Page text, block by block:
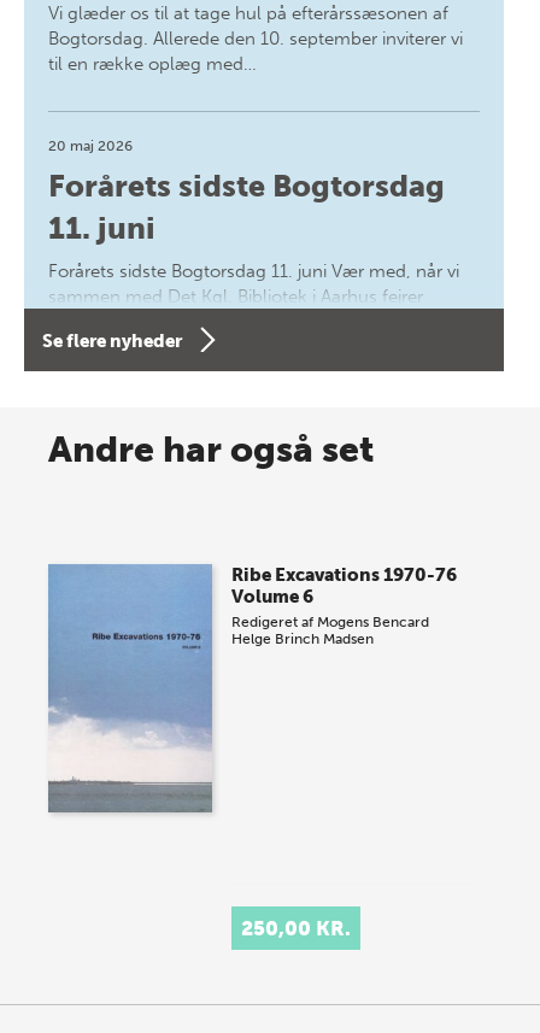
Vi glæder os til at tage hul på efterårssæsonen af
Bogtorsdag. Allerede den 10. september inviterer vi
til en række oplæg med…
20 maj 2026
Forårets sidste Bogtorsdag
11. juni
Forårets sidste Bogtorsdag 11. juni Vær med, når vi
sammen med Det Kgl. Bibliotek i Aarhus fejrer
forfatterne bag vores nyes…
Spar op til 70% til sommer-
Se flere nyheder
Andre har også set
Ribe Excavations 1970-76
Volume 6
Redigeret af Mogens Bencard
Helge Brinch Madsen
250,00 KR.